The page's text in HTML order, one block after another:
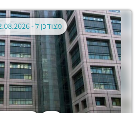
מצודכן ל -02.08.2026